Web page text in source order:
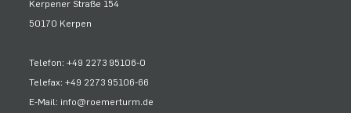
Kerpener Straße 154
50170 Kerpen
Telefon: +49 2273 95106-0
Telefax: +49 2273 95106-66
E-Mail: info@roemerturm.de